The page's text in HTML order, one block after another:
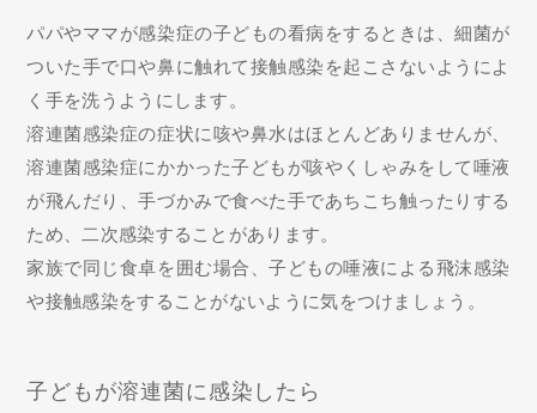
パパやママが感染症の子どもの看病をするときは、細菌が
ついた手で口や鼻に触れて接触感染を起こさないようによ
く手を洗うようにします。
溶連菌感染症の症状に咳や鼻水はほとんどありませんが、
溶連菌感染症にかかった子どもが咳やくしゃみをして唾液
が飛んだり、手づかみで食べた手であちこち触ったりする
ため、二次感染することがあります。
家族で同じ食卓を囲む場合、子どもの唾液による飛沫感染
や接触感染をすることがないように気をつけましょう。
子どもが溶連菌に感染したら